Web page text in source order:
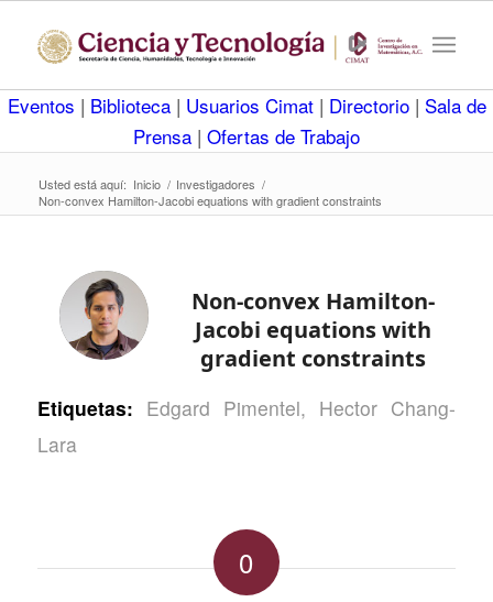
Eventos | Biblioteca | Usuarios Cimat | Directorio | Sala de
Prensa | Ofertas de Trabajo
Usted está aquí: Inicio / Investigadores /
Non-convex Hamilton-Jacobi equations with gradient constraints
Non-convex Hamilton-
Jacobi equations with
gradient constraints
Etiquetas: Edgard Pimentel, Hector Chang-
Lara
0